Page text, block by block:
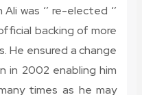
was ‘’ re-elected ‘’
backing of more
ensured a change
in 2002 enabling him
times as he may